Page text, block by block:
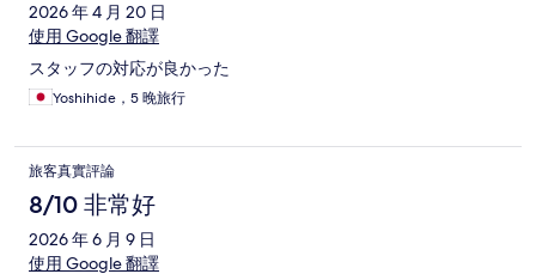
2026 年 4 月 20 日
使用 Google 翻譯
スタッフの対応が良かった
Yoshihide，5 晚旅行
旅客真實評論
8/10 非常好
2026 年 6 月 9 日
使用 Google 翻譯